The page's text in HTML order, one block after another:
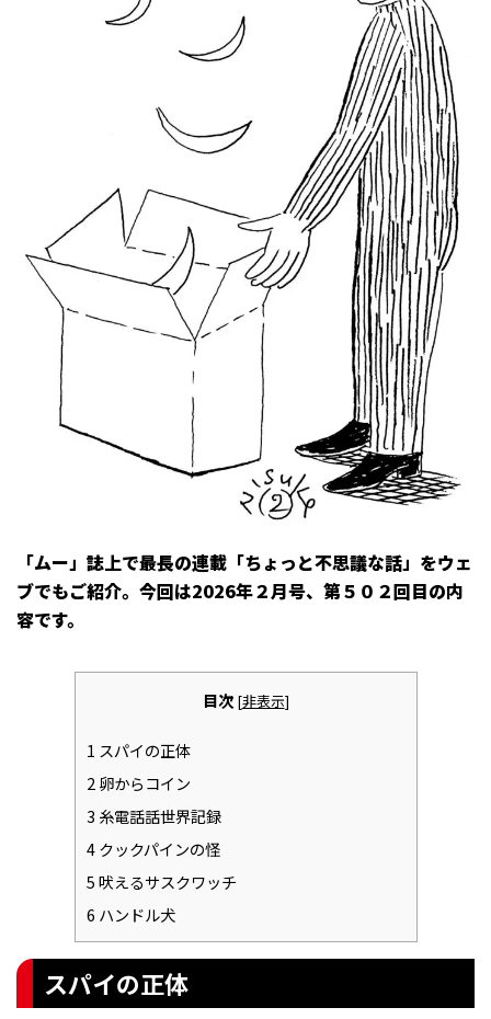
「ムー」誌上で最長の連載「ちょっと不思議な話」をウェ
ブでもご紹介。今回は2026年２月号、第５０２回目の内
容です。
目次 [非表示]
1 スパイの正体
2卵からコイン
3 糸電話話世界記録
4クックパインの怪
5吠えるサスクワッチ
6 ハンドル犬
スパイの正体